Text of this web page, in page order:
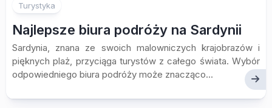
Turystyka
Najlepsze biura podróży na Sardynii
Sardynia, znana ze swoich malowniczych krajobrazów i
pięknych plaż, przyciąga turystów z całego świata. Wybór
odpowiedniego biura podróży może znacząco...